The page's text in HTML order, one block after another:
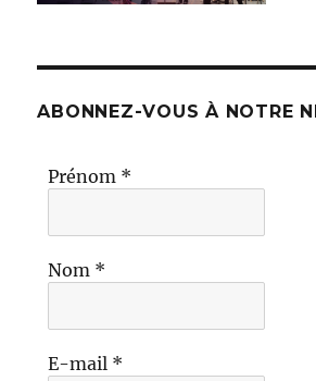
ABONNEZ-VOUS À NOTRE
Prénom *
Nom *
E-mail *